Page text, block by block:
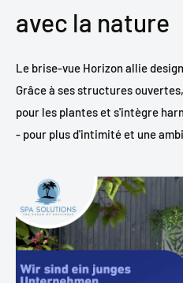
avec la nature
Le brise-vue Horizon allie
Grâce à ses structures
pour les plantes et s'intègre
- pour plus d'intimité et une